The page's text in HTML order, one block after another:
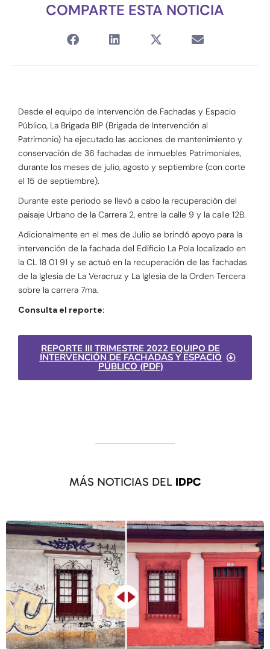
COMPARTE ESTA NOTICIA
Desde el equipo de Intervención de Fachadas y Espacio
Público, La Brigada BIP (Brigada de Intervención al
Patrimonio) ha ejecutado las acciones de mantenimiento y
conservación de 36 fachadas de inmuebles Patrimoniales,
durante los meses de julio, agosto y septiembre (con corte
el 15 de septiembre).
Durante este periodo se llevó a cabo la recuperación del
paisaje Urbano de la Carrera 2, entre la calle 9 y la calle 12B.
Adicionalmente en el mes de Julio se brindó apoyo para la
intervención de la fachada del Edificio La Pola localizado en
la CL 18 01 91 y se actuó en la recuperación de las fachadas
de la Iglesia de La Veracruz y La Iglesia de la Orden Tercera
sobre la carrera 7ma.
Consulta el reporte:
REPORTE III TRIMESTRE 2022 EQUIPO DE
INTERVENCIÓN DE FACHADAS Y ESPACIO
PÚBLICO (PDF)
MÁS NOTICIAS DEL IDPC